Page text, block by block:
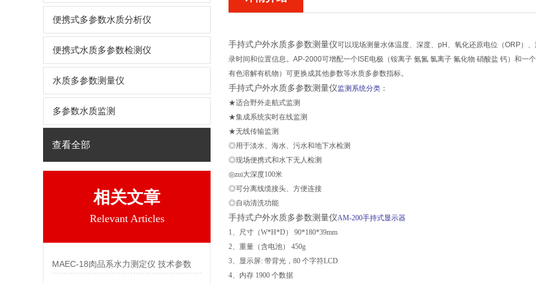
便携式多参数水质分析仪
便携式水质多参数检测仪
水质多参数测量仪
多参数水质监测
查看全部
相关文章
Relevant Articles
MAEC-18肉品系水力测定仪 技术参数
手持式户外水质多参数测量仪可以现场测量水体温度、深度、pH、氧化还原电位（ORP）
录时间和位置信息。AP-2000可增配一个ISE电极（铵离子 氨氮 氯离子 氟化物 硝酸盐 钙）和一
有色溶解有机物）可更换成其他参数等水质多参数指标。
手持式户外水质多参数测量仪监测系统分类：
★适合野外走航式监测
★集成系统实时在线监测
★无线传输监测
◎用于淡水、海水、污水和地下水检测
◎现场便携式和水下无人检测
◎zui大深度100米
◎可分离线缆接头、方便连接
◎自动清洗功能
手持式户外水质多参数测量仪AM-200手持式显示器
1、尺寸（W*H*D） 90*180*39mm
2、重量（含电池） 450g
3、显示屏: 带背光，80 个字符LCD
4、内存 1900 个数据